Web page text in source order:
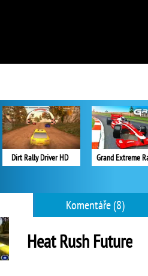
Dirt Rally Driver HD Grand Extreme
Komentáře (8)
Heat Rush Future